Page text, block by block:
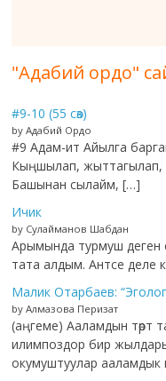
"Адабий ордо"
#9-10 (55 сөз)
by Адабий Ордо
#9 Адам-ит Айылга
Кыңшылап, жыттагылап,
Башынан сылайм, […]
Ичик
by Сулайманов Шабдан
Арымында турмуш деген
тата алдым. Антсе деле
Малик Отарбаев:
by Алмазова Перизат
(аңгеме) Ааламдын төрт
илимпоздор бир
окумуштуулар ааламдык